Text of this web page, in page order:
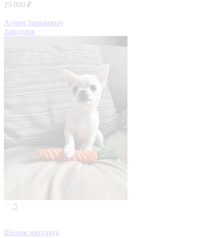
25 000 ₽
Агния Зинькевич
Заводчик
5
Щенок чихуахуа